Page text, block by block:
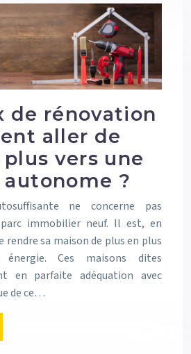
de rénovation
aller de
vers une
autonome ?
ne concerne pas
immobilier neuf. Il est, en
rendre sa maison de plus en plus
Ces maisons dites
en parfaite adéquation avec
de ce…